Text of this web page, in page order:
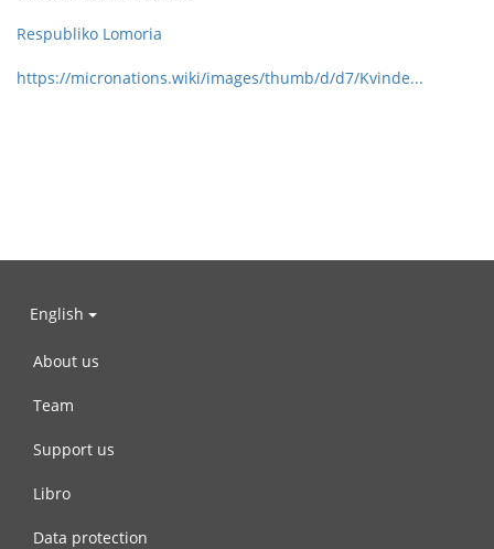
Respubliko Lomoria
https://micronations.wiki/images/thumb/d/d7/Kvinde...
English
About us
Team
Support us
Libro
Data protection